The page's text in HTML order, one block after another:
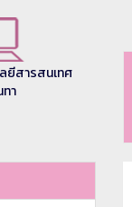
ยีสารสนเทศ
า